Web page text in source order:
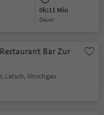
0h:11 Min
Dauer
Bar Zur
Latsch, Vinschgau